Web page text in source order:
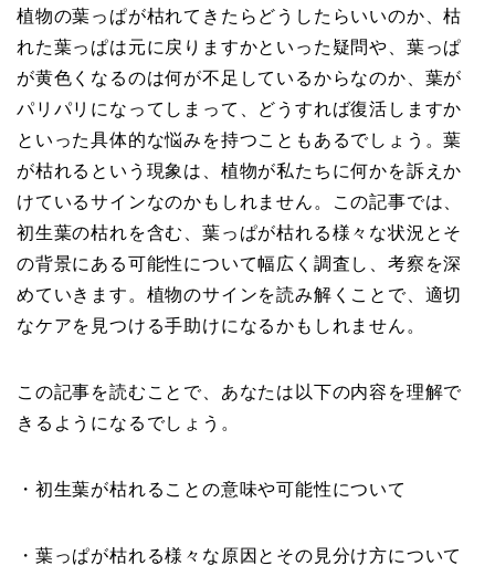
植物の葉っぱが枯れてきたらどうしたらいいのか、枯
れた葉っぱは元に戻りますかといった疑問や、葉っぱ
が黄色くなるのは何が不足しているからなのか、葉が
パリパリになってしまって、どうすれば復活しますか
といった具体的な悩みを持つこともあるでしょう。葉
が枯れるという現象は、植物が私たちに何かを訴えか
けているサインなのかもしれません。この記事では、
初生葉の枯れを含む、葉っぱが枯れる様々な状況とそ
の背景にある可能性について幅広く調査し、考察を深
めていきます。植物のサインを読み解くことで、適切
なケアを見つける手助けになるかもしれません。
この記事を読むことで、あなたは以下の内容を理解で
きるようになるでしょう。
・初生葉が枯れることの意味や可能性について
・葉っぱが枯れる様々な原因とその見分け方について